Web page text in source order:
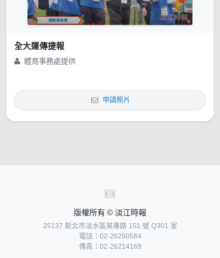
全大運傳捷報
體育事務處提供
申請照片
版權所有 © 淡江時報
25137 新北市淡水區英專路 151 號 Q301 室
電話：02-26250584
傳真：02-26214169